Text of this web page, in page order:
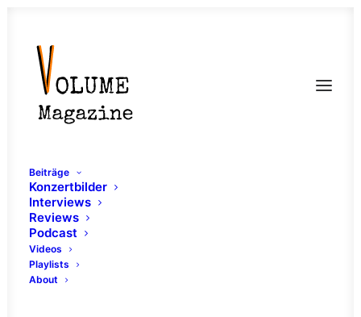
Beiträge
Konzertbilder
Interviews
Reviews
Podcast
Videos
Playlists
About